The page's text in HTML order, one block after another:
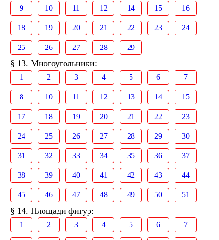
9 10 11 12 14 15 16
18 19 20 21 22 23 24
25 26 27 28 29
§ 13. Многоугольники:
1 2 3 4 5 6 7
8 10 11 12 13 14 15
17 18 19 20 21 22 23
24 25 26 27 28 29 30
31 32 33 34 35 36 37
38 39 40 41 42 43 44
45 46 47 48 49 50 51
§ 14. Площади фигур:
1 2 3 4 5 6 7